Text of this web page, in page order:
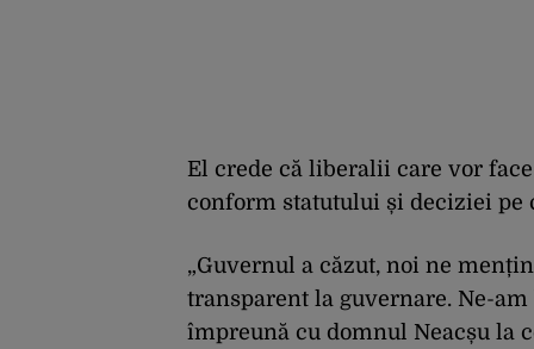
El crede că liberalii care vor
conform statutului și deciziei pe
„Guvernul a căzut, noi ne
transparent la guvernare. Ne-
împreună cu domnul Neacșu la